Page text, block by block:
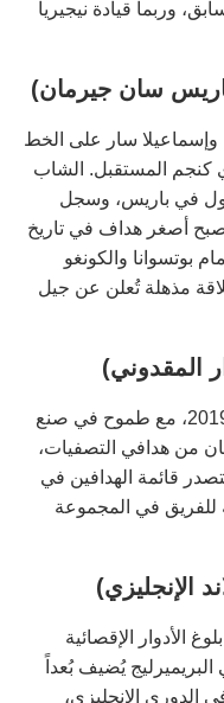
وربما قيادة نيجيريا
سار على الخط
كنجم المستقبل. الشاب
الأول في باريس، وسجل
أصغر هداف في تاريخ
بوتسوانا والكونغو
مذهلة تُعلن عن جيل
يعود أوغندا إلى الكأس لأول مرة منذ 2019، مع طموح في صنع
الأيسر ماتو (22 عاماً) كان من هدافي التصفيات،
قائمة الهدافين في
للفريق في المجموعة
الأدوار الإقصائية
(31 عاماً) في البريميرليج يُضيف بُعداً
الدوري الإنجليزي،